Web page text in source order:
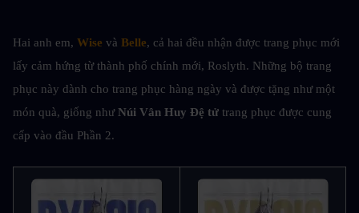
Hai anh em, Wise và Belle, cả hai đều nhận được trang phục mới
lấy cảm hứng từ thành phố chính mới, Roslyth. Những bộ trang
phục này dành cho trang phục hàng ngày và được tặng như một
món quà, giống như Núi Vân Huy Đệ tử trang phục được cung
cấp vào đầu Phần 2.